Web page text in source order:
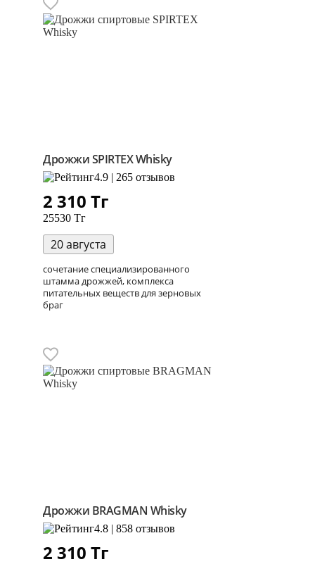
Дрожжи SPIRTEX Whisky
4.9 | 265 отзывов
2 310 Тг
25530 Тг
20 августа
сочетание специализированного
штамма дрожжей, комплекса
питательных веществ для зерновых
браг
Дрожжи BRAGMAN Whisky
4.8 | 858 отзывов
2 310 Тг